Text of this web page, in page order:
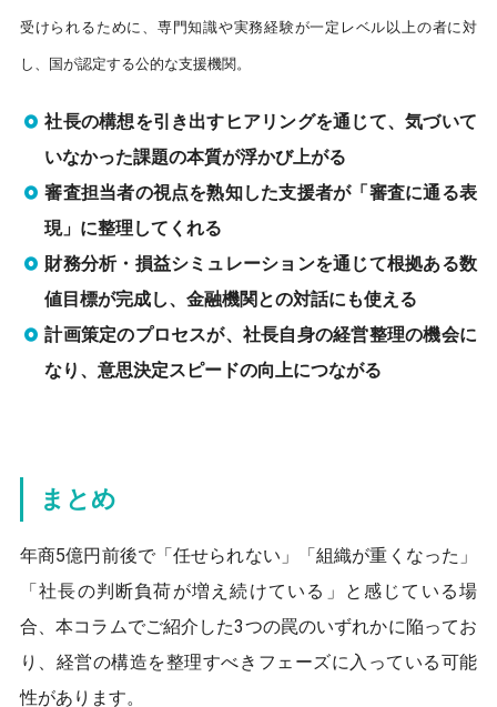
受けられるために、専門知識や実務経験が一定レベル以上の者に対
し、国が認定する公的な支援機関。
社長の構想を引き出すヒアリングを通じて、気づいて
いなかった課題の本質が浮かび上がる
審査担当者の視点を熟知した支援者が「審査に通る表
現」に整理してくれる
財務分析・損益シミュレーションを通じて根拠ある数
値目標が完成し、金融機関との対話にも使える
計画策定のプロセスが、社長自身の経営整理の機会に
なり、意思決定スピードの向上につながる
まとめ
年商5億円前後で「任せられない」「組織が重くなった」
「社長の判断負荷が増え続けている」と感じている場
合、本コラムでご紹介した3つの罠のいずれかに陥ってお
り、経営の構造を整理すべきフェーズに入っている可能
性があります。